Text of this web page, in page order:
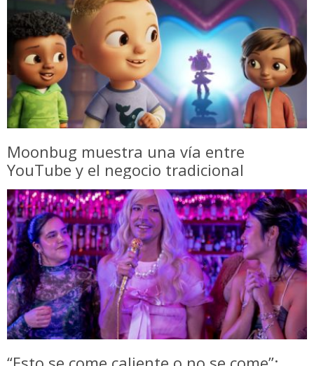
Moonbug muestra una vía entre
YouTube y el negocio tradicional